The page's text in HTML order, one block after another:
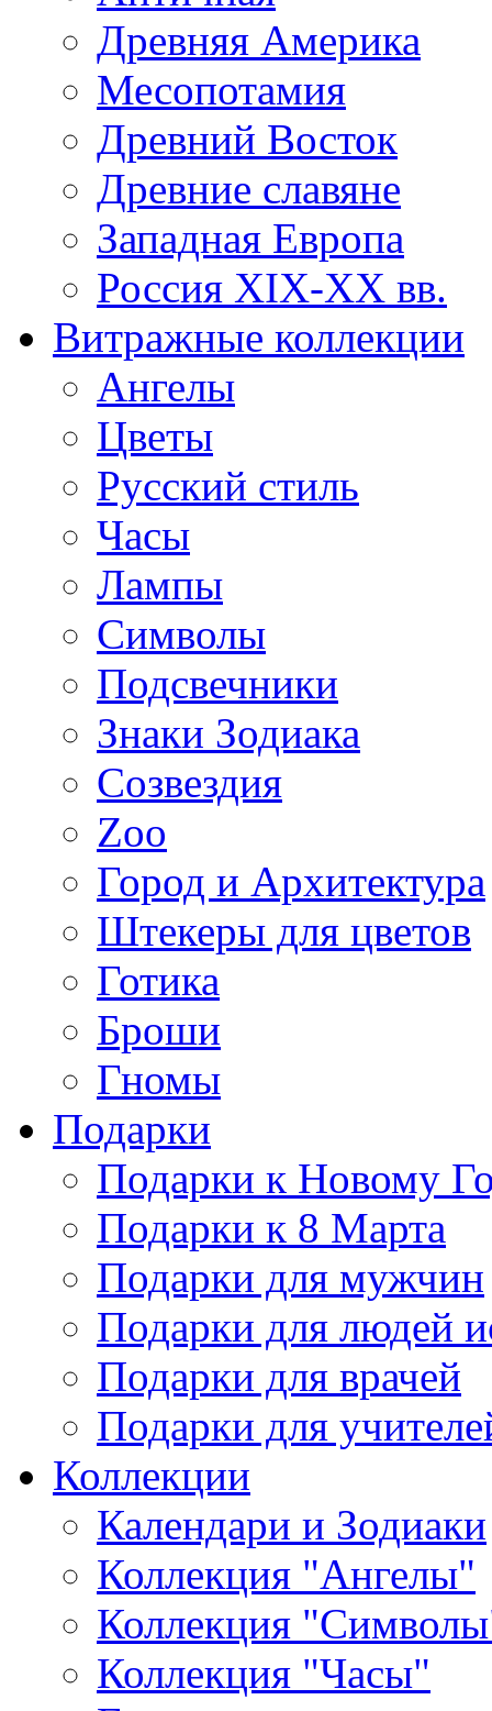
Древняя Америка
Месопотамия
Древний Восток
Древние славяне
Западная Европа
Россия XIX-XX вв.
Витражные коллекции
Ангелы
Цветы
Русский стиль
Часы
Лампы
Символы
Подсвечники
Знаки Зодиака
Созвездия
Zoo
Город и Архитектура
Штекеры для цветов
Готика
Броши
Гномы
Подарки
Подарки к Новому
Подарки к 8 Марта
Подарки для мужчин
Подарки для людей
Подарки для врачей
Подарки для
Коллекции
Календари и Зодиаки
Коллекция "Ангелы"
Коллекция
Коллекция "Часы"